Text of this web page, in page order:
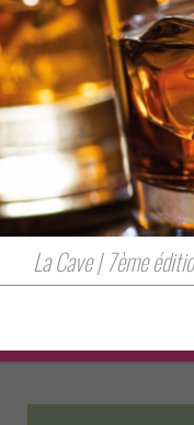
La Cave | 7ème